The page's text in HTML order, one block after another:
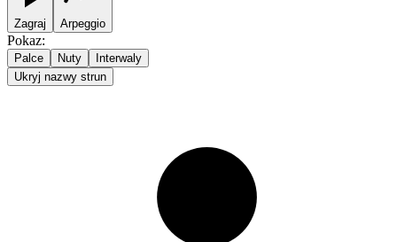
Zagraj Arpeggio
Pokaz:
Palce Nuty
Interwaly
Ukryj nazwy strun